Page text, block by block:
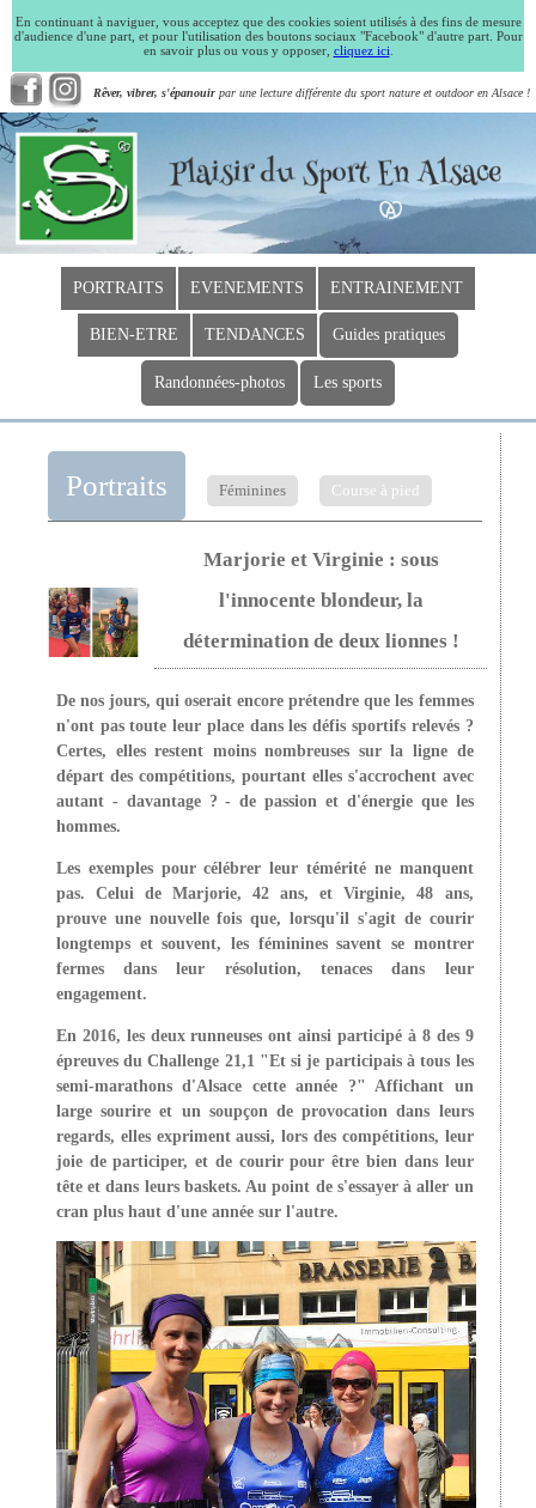
En continuant à naviguer, vous acceptez que des cookies soient utilisés à des fins de mesure
d'audience d'une part, et pour l'utilisation des boutons sociaux "Facebook" d'autre part. Pour
en savoir plus ou vous y opposer, cliquez ici
Rêver, vibrer, s'épanouir par une lecture différente du sport nature et outdoor en Alsace !
PORTRAITS EVENEMENTS ENTRAINEMENT
BIEN-ETRE TENDANCES Guides pratiques
Randonnées-photos Les sports
Portraits Féminines Course à pied
Marjorie et Virginie : sous
l'innocente blondeur, la
détermination de deux lionnes !
De nos jours, qui oserait encore prétendre que les femmes
n'ont pas toute leur place dans les défis sportifs relevés ?
Certes, elles restent moins nombreuses sur la ligne de
départ des compétitions, pourtant elles s'accrochent avec
autant - davantage ? - de passion et d'énergie que les
hommes.
Les exemples pour célébrer leur témérité ne manquent
pas. Celui de Marjorie, 42 ans, et Virginie, 48 ans,
prouve une nouvelle fois que, lorsqu'il s'agit de courir
longtemps et souvent, les féminines savent se montrer
fermes dans leur résolution, tenaces dans leur
engagement.
En 2016, les deux runneuses ont ainsi participé à 8 des 9
épreuves du Challenge 21,1 "Et si je participais à tous les
semi-marathons d'Alsace cette année ?" Affichant un
large sourire et un soupçon de provocation dans leurs
regards, elles expriment aussi, lors des compétitions, leur
joie de participer, et de courir pour être bien dans leur
tête et dans leurs baskets. Au point de s'essayer à aller un
cran plus haut d'une année sur l'autre.